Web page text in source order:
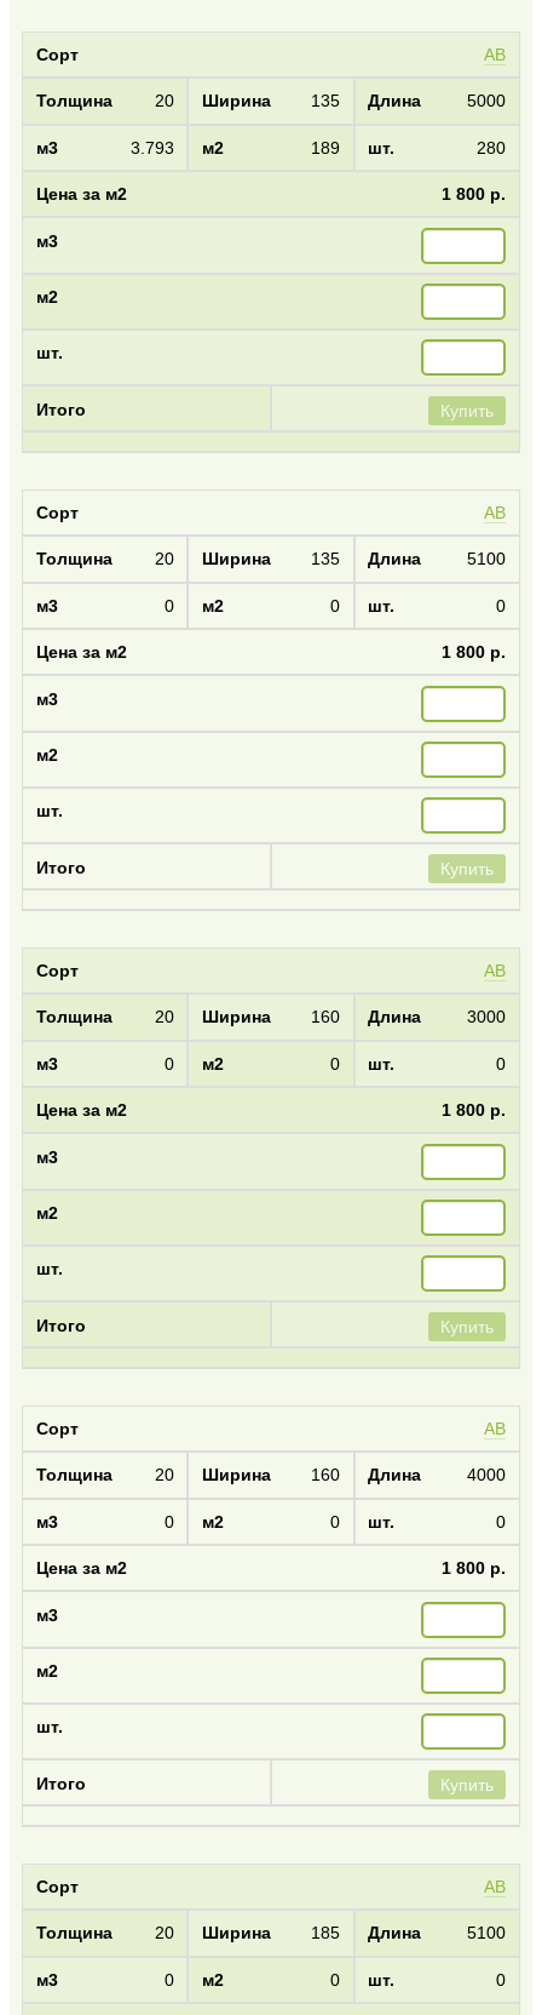
AB
20 135 5000
3.793 189 280
1 800 р.
Купить
AB
20 135 5100
0 0 0
1 800 р.
Купить
AB
20 160 3000
0 0 0
1 800 р.
Купить
AB
20 160 4000
0 0 0
1 800 р.
Купить
AB
20 185 5100
0 0 0